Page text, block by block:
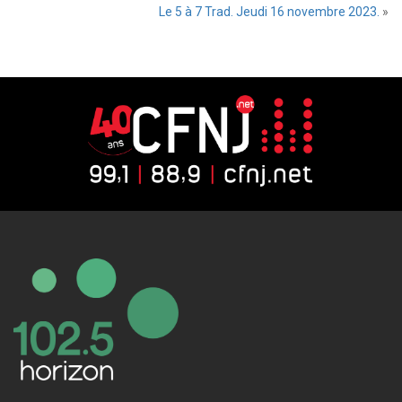
Le 5 à 7 Trad. Jeudi 16 novembre 2023. »